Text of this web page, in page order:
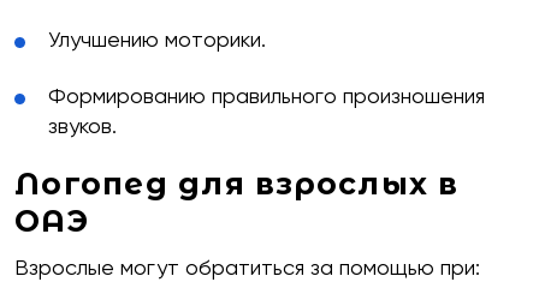
Улучшению моторики.
Формированию правильного произношения
звуков.
Логопед для взрослых в
ОАЭ
Взрослые могут обратиться за помощью при: